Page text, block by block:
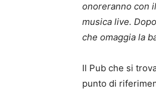
onoreranno con
musica live.
che omaggia la
Il Pub che si
punto di